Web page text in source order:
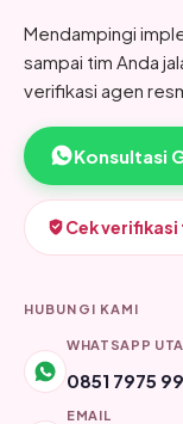
Mendampingi
sampai tim Anda
verifikasi agen
Konsultasi
Cek
HUBUNGI KAMI
WHATSAPP
0851 7975
EMAIL